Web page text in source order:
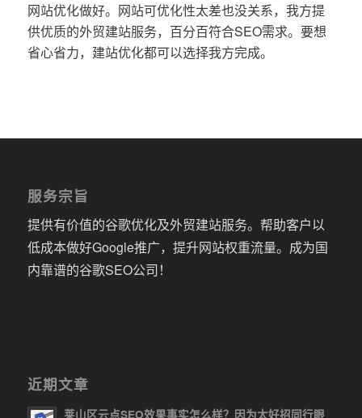
网站优化做好。网站可优化性太差也没关系，我方提
供优质的外贸建站服务，百分百符合SEO需求。要想
省心省力，建站优化都可以选择我方完成。
服务宗旨
提供有价值的谷歌优化及外贸建站服务。帮助客户以
低成本做好Google推广，提升网站权重流量。成为国
内靠谱的谷歌SEO公司！
近期文章
莱山区云点SEO效果事实怎么样？因为太好招同行眼